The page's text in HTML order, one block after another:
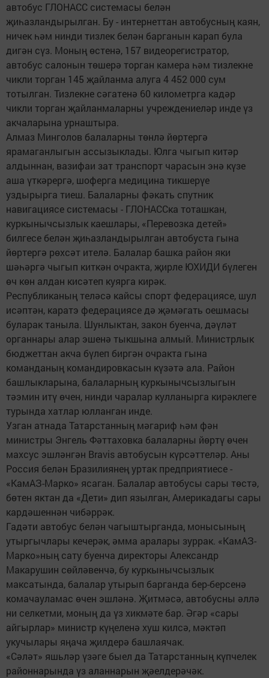
автобус ГЛОНАСС системасы белән
җиһазландырылган. Бу - интернеттан автобусның каян,
ничек һәм нинди тизлек белән барганын карап була
дигән сүз. Моның өстенә, 157 видеорегистратор,
автобус салонын төшерә торган камера һәм тизлекне
чикли торган 145 җайланма алуга 4 452 000 сум
тотылган. Тизлекне сәгатенә 60 километрга кадәр
чикли торган җайланмаларны учреждениеләр инде үз
акчаларына урнаштыра.
Алмаз Минголов балаларны төнлә йөртергә
ярамаганлыгын ассызыклады. Юлга чыгып китәр
алдыннан, вазифаи зат транспорт чарасын энә күзе
аша үткәрергә, шоферга медицина тикшерүе
уздырырга тиеш. Балаларны фәкать спутник
навигациясе системасы - ГЛОНАССка тоташкан,
куркынычсызлык каешлары, «Перевозка детей»
билгесе белән җиһазландырылган автобуста гына
йөртергә рөхсәт ителә. Балалар башка район яки
шәһәргә чыгып киткән очракта, җирле ЮХИДИ бүлеген
өч көн алдан кисәтеп куярга кирәк.
Республиканың теләсә кайсы спорт федерациясе, шул
исәптән, каратэ федерациясе дә җәмәгать оешмасы
буларак таныла. Шунлыктан, закон буенча, дәүләт
органнары алар эшенә тыкшына алмый. Министрлык
бюджеттан акча бүлеп биргән очракта гына
команданың командировкасын күзәтә ала. Район
башлыкларына, балаларның куркынычсызлыгын
тәэмин итү өчен, нинди чаралар кулланырга кирәклеге
турында хатлар юлланган инде.
Узган атнада Татарстанның мәгариф һәм фән
министры Энгель Фәттаховка балаларны йөртү өчен
махсус эшләнгән Bravis автобусын күрсәттеләр. Аны
Россия белән Бразилиянең уртак предприятиесе -
«КамАЗ-Марко» ясаган. Балалар автобусы сары төстә,
бөтен яктан да «Дети» дип язылган, Америкадагы сары
кардәшеннән чибәррәк.
Гадәти автобус белән чагыштырганда, монысының
утыргычлары кечерәк, әмма аралары зуррак. «КамАЗ-
Марко»ның сату буенча директоры Александр
Макарушин сөйләвенчә, бу куркынычсызлык
максатында, балалар утырып барганда бер-берсенә
комачауламас өчен эшләнә. Җитмәсә, автобусны әллә
ни селкетми, моның да үз хикмәте бар. Әгәр «сары
айгырлар» министр күңеленә хуш килсә, мәктәп
укучылары яңача җилдерә башлаячак.
«Сәләт» яшьләр үзәге быел да Татарстанның күпчелек
районнарында үз аланнарын җәелдерәчәк.